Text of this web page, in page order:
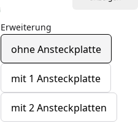
Erweiterung
ohne Ansteckplatte
mit 1 Ansteckplatte
mit 2 Ansteckplatten